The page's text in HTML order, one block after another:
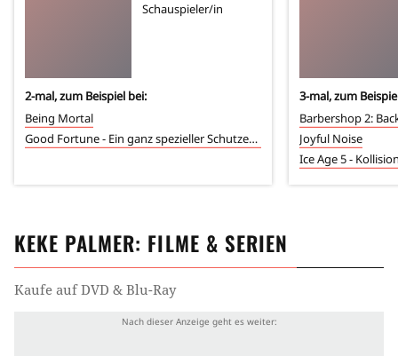
Schauspieler/in
2-mal, zum Beispiel bei:
Being Mortal
Good Fortune - Ein ganz spezieller Schutzengel
3-mal, zum
Barbershop 2:
Joyful Noise
Ice Age 5 -
KEKE PALMER: FILME & SERIEN
Kaufe auf DVD & Blu-Ray